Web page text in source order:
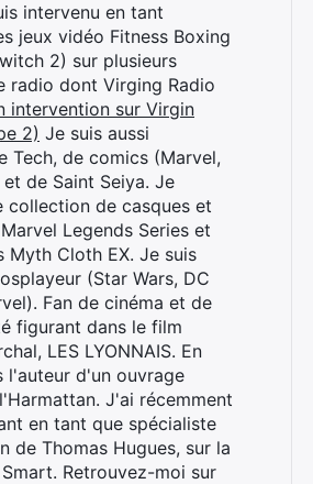
intervenu en tant
jeux vidéo Fitness Boxing
2) sur plusieurs
radio dont Virging Radio
intervention sur Virgin
2) Je suis aussi
Tech, de comics (Marvel,
de Saint Seiya. Je
collection de casques et
Legends Series et
Myth Cloth EX. Je suis
(Star Wars, DC
Fan de cinéma et de
figurant dans le film
LES LYONNAIS. En
l'auteur d'un ouvrage
J'ai récemment
en tant que spécialiste
de Thomas Hugues, sur la
Retrouvez-moi sur